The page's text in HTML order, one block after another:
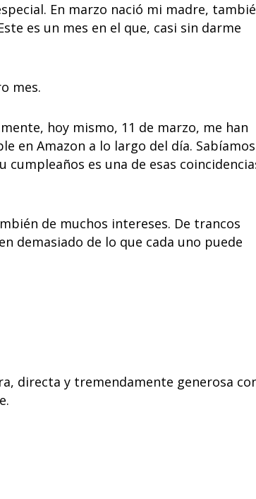
En marzo nació mi madre,
es un mes en el que, casi sin darme
mes.
hoy mismo, 11 de marzo, me han
en Amazon a lo largo del día. Sabíamos
es una de esas
de muchos intereses. De trancos
demasiado de lo que cada uno puede
directa y tremendamente generosa